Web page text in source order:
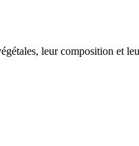
leur composition et